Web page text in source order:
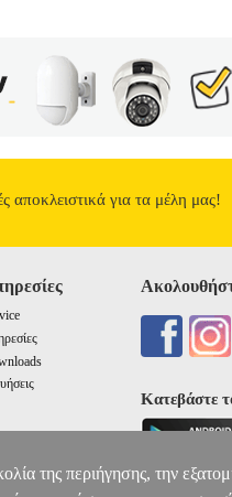
αποκλειστικά για τα μέλη μας!
Κατεβάστε
της περιήγησης, την